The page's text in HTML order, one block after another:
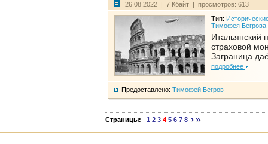
26.08.2022 | 7 Кбайт | просмотров: 613
Тип:
Тимофея Бегрова
Итальянский
страховой
Заграница
подробнее
Предоставлено: Тимофей Бегров
Страницы: 1 2 3 4 5 6 7 8